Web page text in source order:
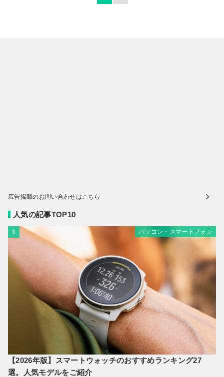
広告掲載のお問い合わせはこちら
人気の記事TOP10
1 パソコン・スマートフォン
【2026年版】スマートウォッチのおすすめランキング27
選。人気モデルをご紹介